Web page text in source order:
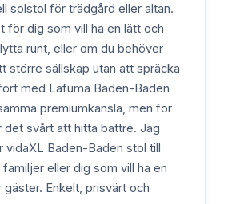
solstol för trädgård eller altan.
för dig som vill ha en lätt och
runt, eller om du behöver
större sällskap utan att spräcka
med Lafuma Baden-Baden
premiumkänsla, men för
det svårt att hitta bättre. Jag
vidaXL Baden-Baden stol till
eller dig som vill ha en
Enkelt, prisvärt och